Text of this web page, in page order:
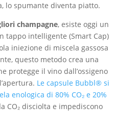
lo spumante diventa piatto.
champagne, esiste oggi un
tappo intelligente (Smart Cap)
iniezione di miscela gassosa
questo metodo crea una
protegge il vino dall’ossigeno
Le capsule Bubbl® si
enologica di 80% CO₂ e 20%
CO₂ disciolta e impediscono